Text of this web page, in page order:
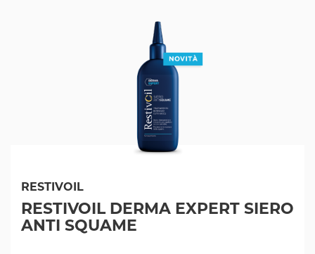
RESTIVOIL
RESTIVOIL DERMA EXPERT SIERO
ANTI SQUAME